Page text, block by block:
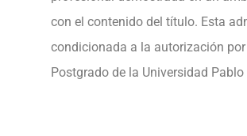
con el contenido del título. Esta
condicionada a la autorización
Postgrado de la Universidad Pablo